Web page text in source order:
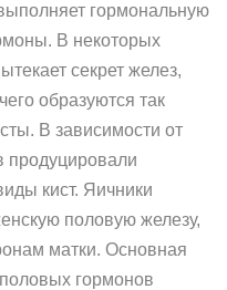
гормональную
В некоторых
секрет желез,
образуются так
В зависимости от
продуцировали
кист. Яичники
половую железу,
матки. Основная
гормонов